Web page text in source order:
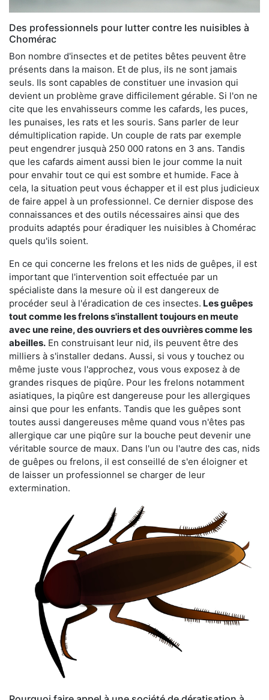
Des professionnels pour lutter contre les nuisibles à
Chomérac
Bon nombre d'insectes et de petites bêtes peuvent être
présents dans la maison. Et de plus, ils ne sont jamais
seuls. Ils sont capables de constituer une invasion qui
devient un problème grave difficilement gérable. Si l'on ne
cite que les envahisseurs comme les cafards, les puces,
les punaises, les rats et les souris. Sans parler de leur
démultiplication rapide. Un couple de rats par exemple
peut engendrer jusquà 250 000 ratons en 3 ans. Tandis
que les cafards aiment aussi bien le jour comme la nuit
pour envahir tout ce qui est sombre et humide. Face à
cela, la situation peut vous échapper et il est plus judicieux
de faire appel à un professionnel. Ce dernier dispose des
connaissances et des outils nécessaires ainsi que des
produits adaptés pour éradiquer les nuisibles à Chomérac
quels qu'ils soient.
En ce qui concerne les frelons et les nids de guêpes, il est
important que l'intervention soit effectuée par un
spécialiste dans la mesure où il est dangereux de
procéder seul à l'éradication de ces insectes. Les guêpes
tout comme les frelons s'installent toujours en meute
avec une reine, des ouvriers et des ouvrières comme les
abeilles. En construisant leur nid, ils peuvent être des
milliers à s'installer dedans. Aussi, si vous y touchez ou
même juste vous l'approchez, vous vous exposez à de
grandes risques de piqûre. Pour les frelons notamment
asiatiques, la piqûre est dangereuse pour les allergiques
ainsi que pour les enfants. Tandis que les guêpes sont
toutes aussi dangereuses même quand vous n'êtes pas
allergique car une piqûre sur la bouche peut devenir une
véritable source de maux. Dans l'un ou l'autre des cas, nids
de guêpes ou frelons, il est conseillé de s'en éloigner et
de laisser un professionnel se charger de leur
extermination.